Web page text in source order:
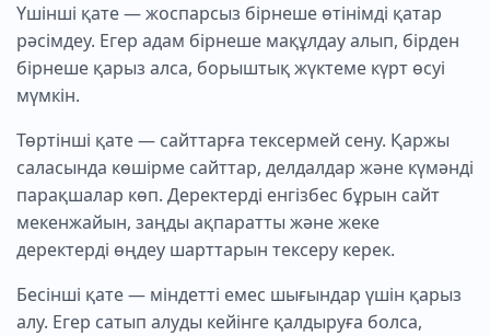
Үшінші қате — жоспарсыз бірнеше өтінімді қатар
рәсімдеу. Егер адам бірнеше мақұлдау алып, бірден
бірнеше қарыз алса, борыштық жүктеме күрт өсуі
мүмкін.
Төртінші қате — сайттарға тексермей сену. Қаржы
саласында көшірме сайттар, делдалдар және күмәнді
парақшалар көп. Деректерді енгізбес бұрын сайт
мекенжайын, заңды ақпаратты және жеке
деректерді өңдеу шарттарын тексеру керек.
Бесінші қате — міндетті емес шығындар үшін қарыз
алу. Егер сатып алуды кейінге қалдыруға болса,